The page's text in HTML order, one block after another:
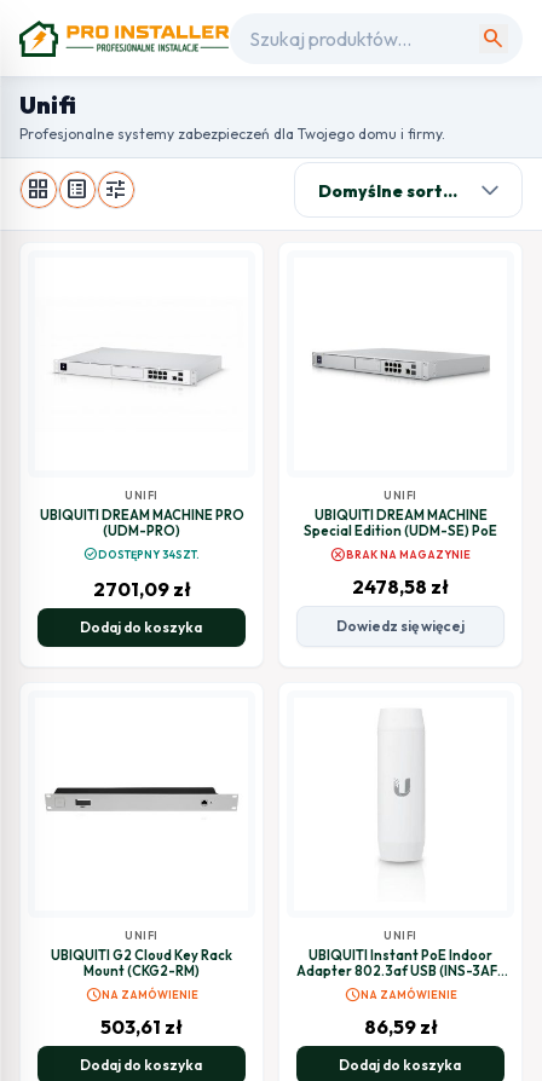
search
Unifi
Profesjonalne systemy zabezpieczeń dla Twojego domu i firmy.
grid_view list_alt tune
UNIFI
UBIQUITI DREAM MACHINE PRO
(UDM-PRO)
check_circleDOSTĘPNY 34SZT.
2701,09 zł
Dodaj do koszyka
UNIFI
UBIQUITI DREAM MACHINE
Special Edition (UDM-SE) PoE
cancelBRAK NA MAGAZYNIE
2478,58 zł
Dowiedz się więcej
UNIFI
UBIQUITI G2 Cloud Key Rack
Mount (CKG2-RM)
scheduleNA ZAMÓWIENIE
503,61 zł
Dodaj do koszyka
UNIFI
UBIQUITI Instant PoE Indoor
Adapter 802.3af USB (INS-3AF-
USB)
scheduleNA ZAMÓWIENIE
86,59 zł
Dodaj do koszyka